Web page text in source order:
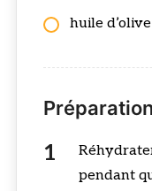
huile d’olive
Préparation
pendant